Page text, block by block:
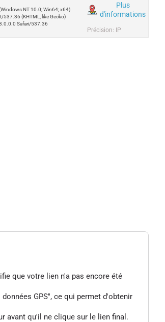
NT 10.0; Win64; x64)
537.36 (KHTML, like Gecko)
Safari/537.36
Plus
d'informations
Précision: IP
que votre lien n'a pas encore été
GPS", ce qui permet d'obtenir
avant qu'il ne clique sur le lien final.